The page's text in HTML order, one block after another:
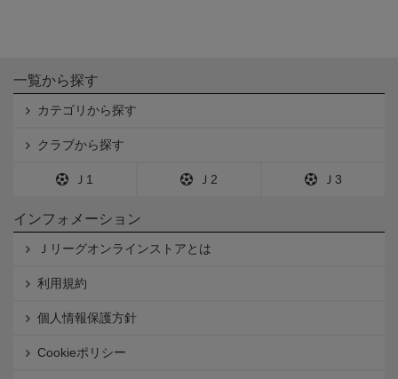
一覧から探す
カテゴリから探す
クラブから探す
Ｊ1 Ｊ2 Ｊ3
インフォメーション
Ｊリーグオンラインストアとは
利用規約
個人情報保護方針
Cookieポリシー